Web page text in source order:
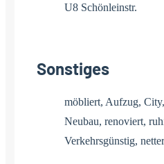
U8 Schönleinstr.
Sonstiges
möbliert, Aufzug,
Neubau, renoviert,
Verkehrsgünstig,